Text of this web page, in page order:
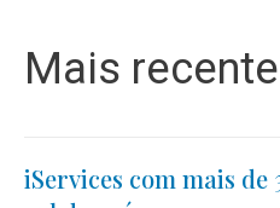
Mais
iServices com mais de